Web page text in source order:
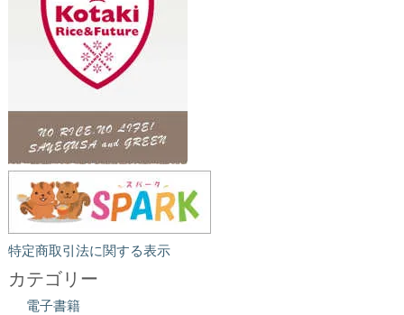
特定商取引法に関する表示
カテゴリー
電子書籍